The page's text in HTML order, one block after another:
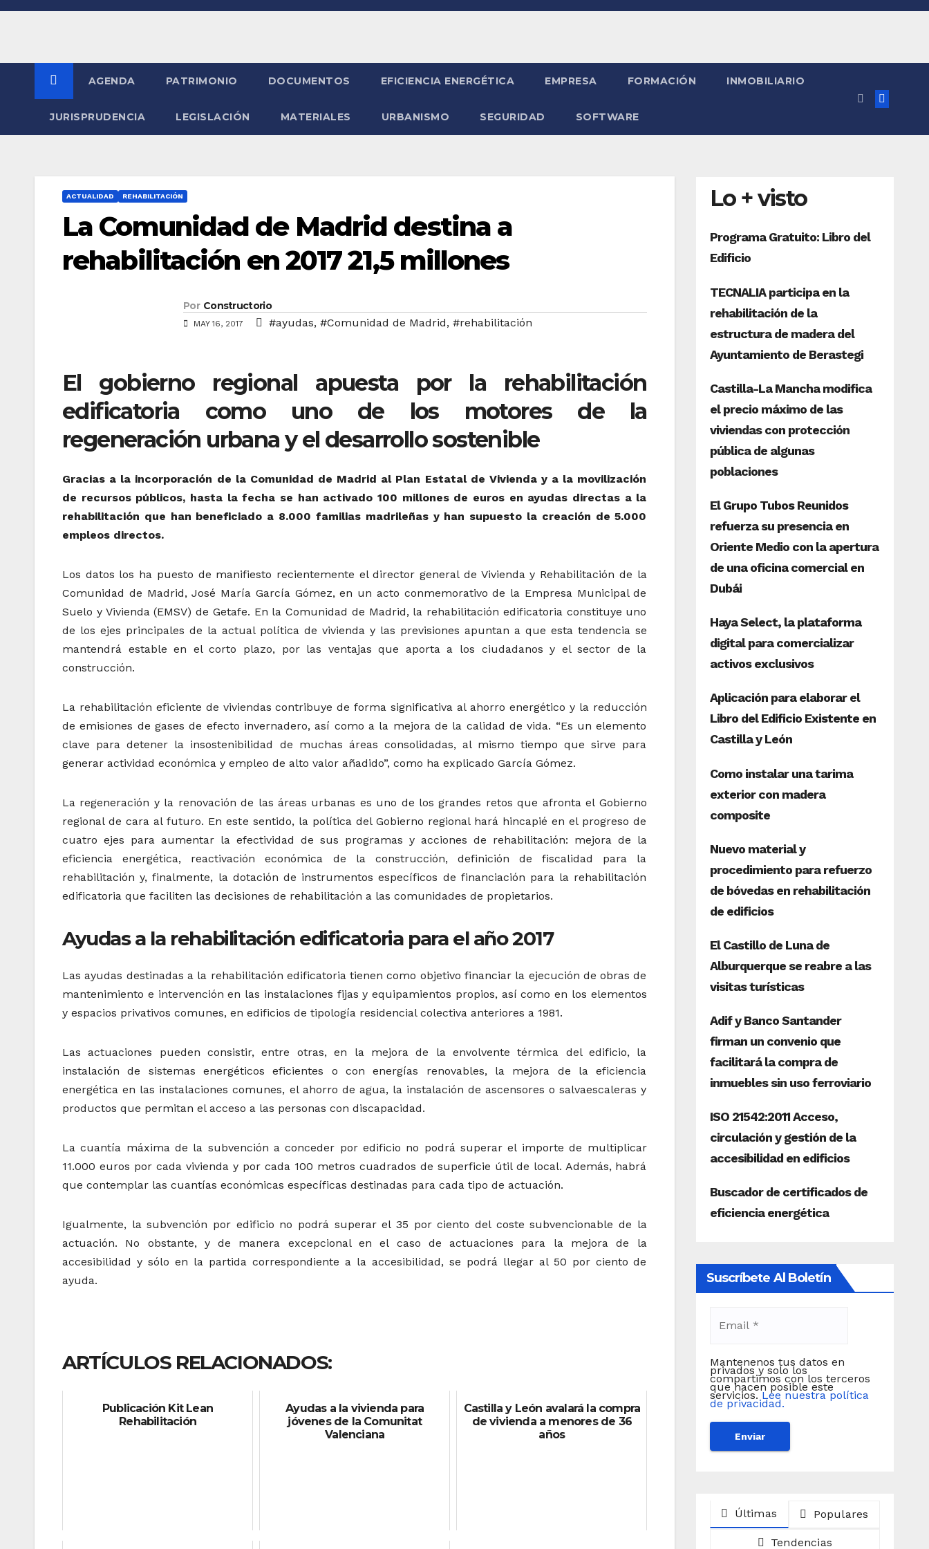
Saltar
AGENDA PATRIMONIO DOCUMENTOS EFICIENCIA ENERGÉTICA EMPRESA FORMACIÓN INMOBILIARIO
JURISPRUDENCIA LEGISLACIÓN MATERIALES URBANISMO SEGURIDAD SOFTWARE
ACTUALIDAD REHABILITACIÓN
La Comunidad de Madrid destina a
rehabilitación en 2017 21,5 millones
Por Constructorio
MAY 16, 2017 #ayudas, #Comunidad de Madrid, #rehabilitación
El gobierno regional apuesta por la rehabilitación
edificatoria como uno de los motores de la
regeneración urbana y el desarrollo sostenible
Gracias a la incorporación de la Comunidad de Madrid al Plan Estatal de Vivienda y a la movilización
de recursos públicos, hasta la fecha se han activado 100 millones de euros en ayudas directas a la
rehabilitación que han beneficiado a 8.000 familias madrileñas y han supuesto la creación de 5.000
empleos directos.
Los datos los ha puesto de manifiesto recientemente el director general de Vivienda y Rehabilitación de la
Comunidad de Madrid, José María García Gómez, en un acto conmemorativo de la Empresa Municipal de
Suelo y Vivienda (EMSV) de Getafe. En la Comunidad de Madrid, la rehabilitación edificatoria constituye uno
de los ejes principales de la actual política de vivienda y las previsiones apuntan a que esta tendencia se
mantendrá estable en el corto plazo, por las ventajas que aporta a los ciudadanos y el sector de la
construcción.
La rehabilitación eficiente de viviendas contribuye de forma significativa al ahorro energético y la reducción
de emisiones de gases de efecto invernadero, así como a la mejora de la calidad de vida. “Es un elemento
clave para detener la insostenibilidad de muchas áreas consolidadas, al mismo tiempo que sirve para
generar actividad económica y empleo de alto valor añadido”, como ha explicado García Gómez.
La regeneración y la renovación de las áreas urbanas es uno de los grandes retos que afronta el Gobierno
regional de cara al futuro. En este sentido, la política del Gobierno regional hará hincapié en el progreso de
cuatro ejes para aumentar la efectividad de sus programas y acciones de rehabilitación: mejora de la
eficiencia energética, reactivación económica de la construcción, definición de fiscalidad para la
rehabilitación y, finalmente, la dotación de instrumentos específicos de financiación para la rehabilitación
edificatoria que faciliten las decisiones de rehabilitación a las comunidades de propietarios.
Ayudas a la rehabilitación edificatoria para el año 2017
Las ayudas destinadas a la rehabilitación edificatoria tienen como objetivo financiar la ejecución de obras de
mantenimiento e intervención en las instalaciones fijas y equipamientos propios, así como en los elementos
y espacios privativos comunes, en edificios de tipología residencial colectiva anteriores a 1981.
Las actuaciones pueden consistir, entre otras, en la mejora de la envolvente térmica del edificio, la
instalación de sistemas energéticos eficientes o con energías renovables, la mejora de la eficiencia
energética en las instalaciones comunes, el ahorro de agua, la instalación de ascensores o salvaescaleras y
productos que permitan el acceso a las personas con discapacidad.
La cuantía máxima de la subvención a conceder por edificio no podrá superar el importe de multiplicar
11.000 euros por cada vivienda y por cada 100 metros cuadrados de superficie útil de local. Además, habrá
que contemplar las cuantías económicas específicas destinadas para cada tipo de actuación.
Igualmente, la subvención por edificio no podrá superar el 35 por ciento del coste subvencionable de la
actuación. No obstante, y de manera excepcional en el caso de actuaciones para la mejora de la
accesibilidad y sólo en la partida correspondiente a la accesibilidad, se podrá llegar al 50 por ciento de
ayuda.
ARTÍCULOS RELACIONADOS:
Publicación Kit Lean
Rehabilitación
Ayudas a la vivienda para
jóvenes de la Comunitat
Valenciana
Castilla y León avalará la compra
de vivienda a menores de 36
años
Lo + visto
Suscríbete Al Boletín
Mantenenos tus datos en
privados y solo los
compartimos con los terceros
que hacen posible este
servicios. Lee nuestra política
de privacidad.
Últimas Populares
Tendencias